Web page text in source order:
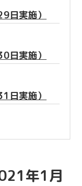
日実施）
日実施）
日実施）
年1月